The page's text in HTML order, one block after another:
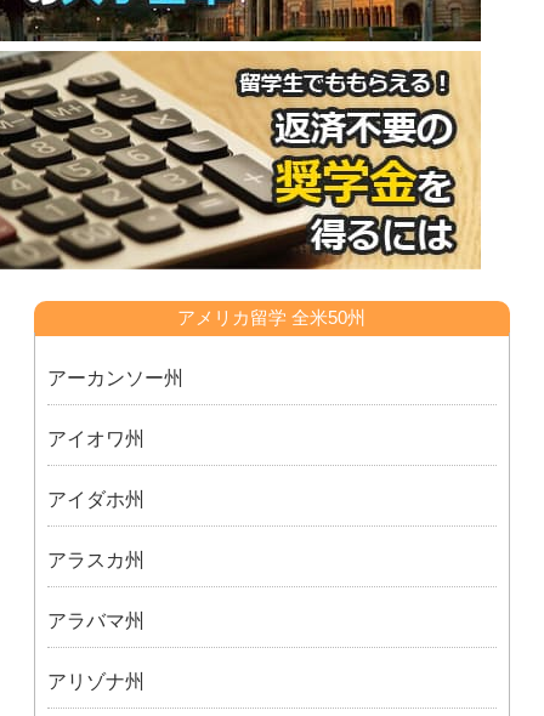
アメリカ留学 全米50州
アーカンソー州
アイオワ州
アイダホ州
アラスカ州
アラバマ州
アリゾナ州